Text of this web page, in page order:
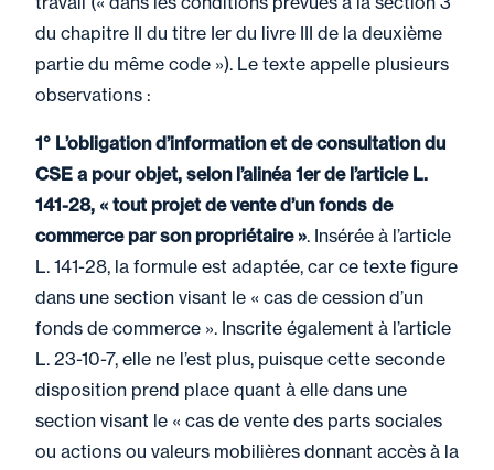
du chapitre II du titre Ier du livre III de la deuxième
partie du même code »). Le texte appelle plusieurs
observations :
1° L’obligation d’information et de consultation du
CSE a pour objet, selon l’alinéa 1er de l’article L.
141-28, « tout projet de vente d’un fonds de
commerce par son propriétaire ». Insérée à l’article
L. 141-28, la formule est adaptée, car ce texte figure
dans une section visant le « cas de cession d’un
fonds de commerce ». Inscrite également à l’article
L. 23-10-7, elle ne l’est plus, puisque cette seconde
disposition prend place quant à elle dans une
section visant le « cas de vente des parts sociales
ou actions ou valeurs mobilières donnant accès à la